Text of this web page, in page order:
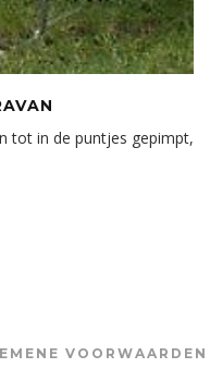
tot in de puntjes gepimpt,
VOORWAARDEN